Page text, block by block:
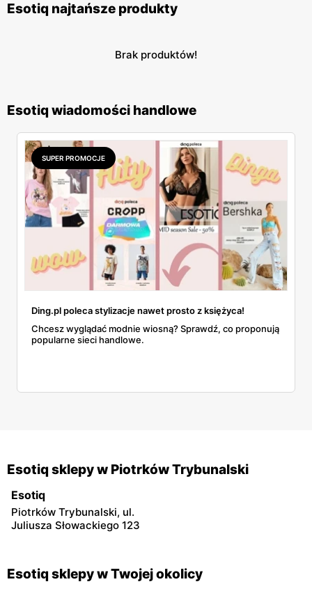
Esotiq najtańsze produkty
Brak produktów!
Esotiq wiadomości handlowe
SUPER PROMOCJE
Ding.pl poleca stylizacje nawet prosto z księżyca!
Chcesz wyglądać modnie wiosną? Sprawdź, co proponują
popularne sieci handlowe.
Esotiq sklepy w Piotrków Trybunalski
Esotiq
Piotrków Trybunalski, ul.
Juliusza Słowackiego 123
Esotiq sklepy w Twojej okolicy